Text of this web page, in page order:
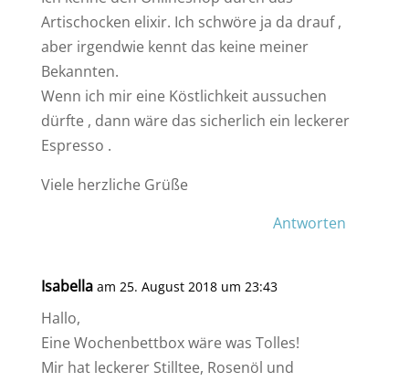
Artischocken elixir. Ich schwöre ja da drauf ,
aber irgendwie kennt das keine meiner
Bekannten.
Wenn ich mir eine Köstlichkeit aussuchen
dürfte , dann wäre das sicherlich ein leckerer
Espresso .
Viele herzliche Grüße
Antworten
Isabella am 25. August 2018 um 23:43
Hallo,
Eine Wochenbettbox wäre was Tolles!
Mir hat leckerer Stilltee, Rosenöl und